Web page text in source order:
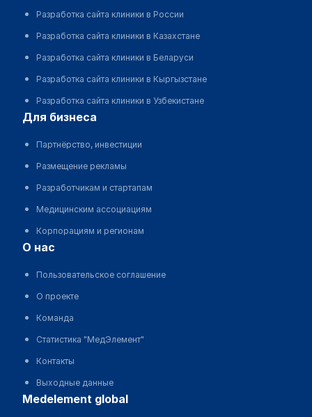
Разработка сайта клиники в России
Разработка сайта клиники в Казахстане
Разработка сайта клиники в Беларуси
Разработка сайта клиники в Кыргызстане
Разработка сайта клиники в Узбекистане
для бизнеса
Партнёрство, инвестиции
Размещение рекламы
Разработчикам и стартапам
Медицинским ассоциациям
Корпорациям и регионам
о нас
Пользовательское соглашение
О проекте
Команда
Статистика "МедЭлемент"
Контакты
Выходные данные
medelement global